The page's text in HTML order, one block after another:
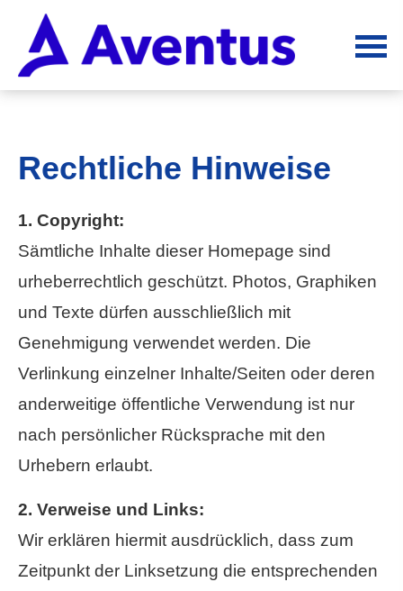
Rechtliche Hinweise
1. Copyright:
Sämtliche Inhalte dieser Homepage sind
urheberrechtlich geschützt. Photos, Graphiken
und Texte dürfen ausschließlich mit
Genehmigung verwendet werden. Die
Verlinkung einzelner Inhalte/Seiten oder deren
anderweitige öffentliche Verwendung ist nur
nach persönlicher Rücksprache mit den
Urhebern erlaubt.
2. Verweise und Links:
Wir erklären hiermit ausdrücklich, dass zum
Zeitpunkt der Linksetzung die entsprechenden